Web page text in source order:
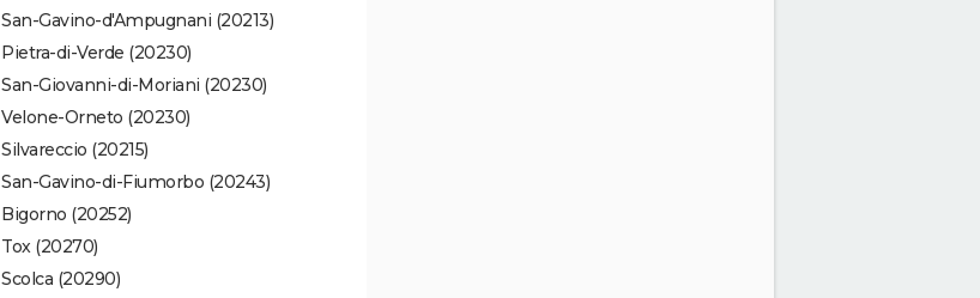
San-Gavino-d'Ampugnani (20213)
Pietra-di-Verde (20230)
San-Giovanni-di-Moriani (20230)
Velone-Orneto (20230)
Silvareccio (20215)
San-Gavino-di-Fiumorbo (20243)
Bigorno (20252)
Tox (20270)
Scolca (20290)